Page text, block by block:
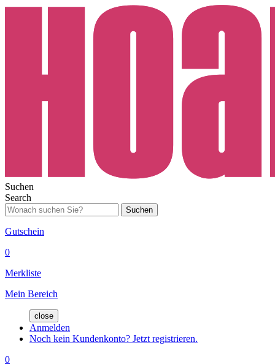
Suchen
Search
Suchen
Gutschein
0
Merkliste
Mein Bereich
close
Anmelden
Noch kein Kundenkonto? Jetzt registrieren.
0